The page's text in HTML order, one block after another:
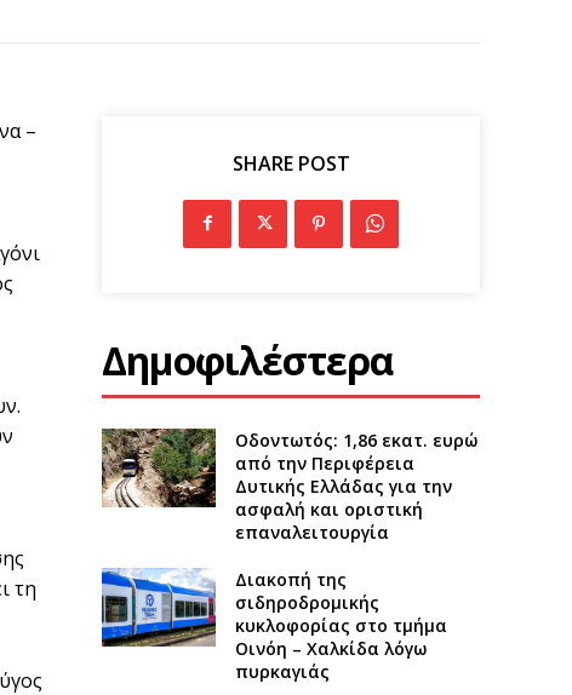
–
τη
SHARE POST
Δημοφιλέστερα
Οδοντωτός: 1,86 εκατ. ευρώ
από την Περιφέρεια
Δυτικής Ελλάδας για την
ασφαλή και οριστική
επαναλειτουργία
Διακοπή της
σιδηροδρομικής
κυκλοφορίας στο τμήμα
Οινόη – Χαλκίδα λόγω
πυρκαγιάς